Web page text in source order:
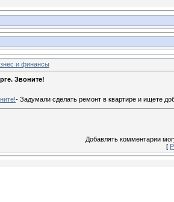
и финансы
Звоните!
- Задумали сделать ремонт в квартире и ищете
Добавлять комментарии
[